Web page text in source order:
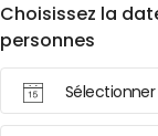
Choisissez la
personnes